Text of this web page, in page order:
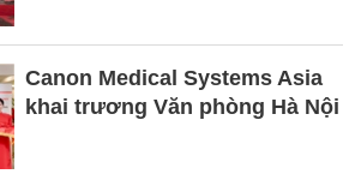
Canon Medical Systems Asia
khai trương Văn phòng Hà Nội